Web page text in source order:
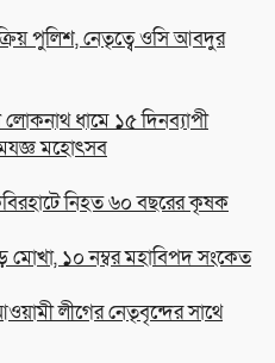
পুলিশ, নেতৃত্বে ওসি আবদুর
লোকনাথ ধামে ১৫ দিনব্যাপী
মহোৎসব
নিহত ৬০ বছরের কৃষক
মোখা, ১০ নম্বর মহাবিপদ সংকেত
লীগের নেতৃবৃন্দের সাথে